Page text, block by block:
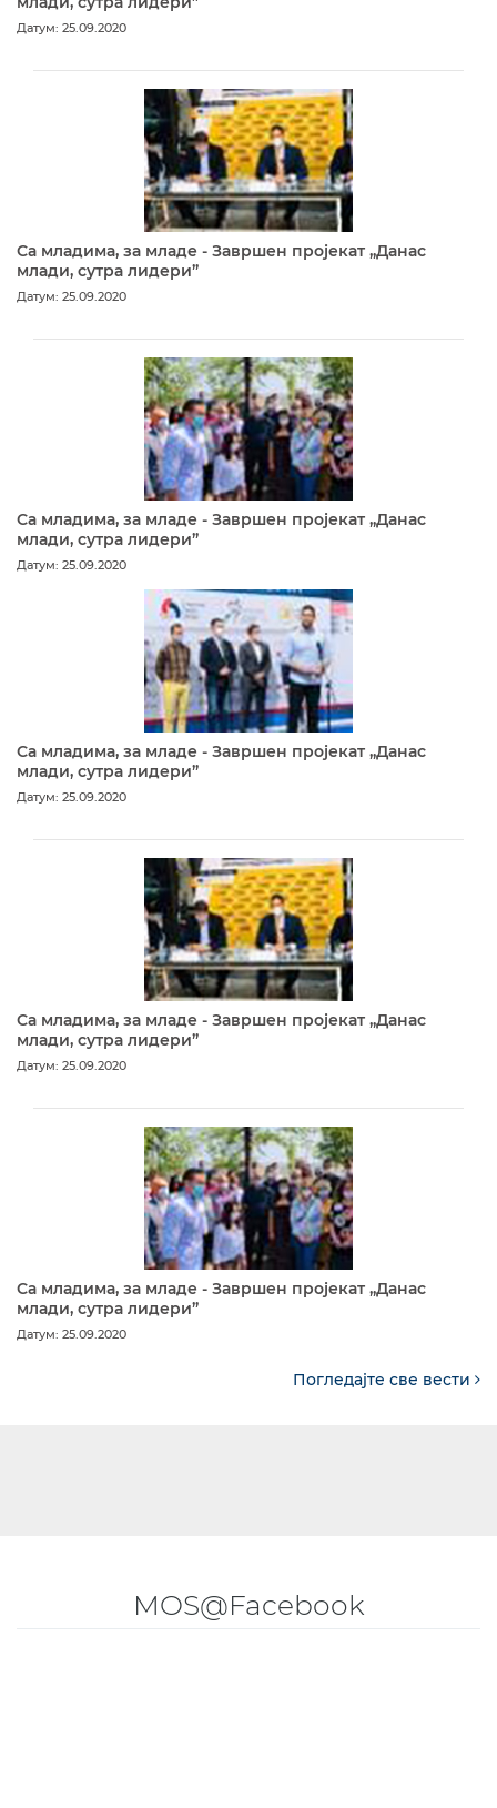
Датум: 25.09.2020
Са младима, за младе - Завршен пројекат „Данас
млади, сутра лидери”
Датум: 25.09.2020
Са младима, за младе - Завршен пројекат „Данас
млади, сутра лидери”
Датум: 25.09.2020
Са младима, за младе - Завршен пројекат „Данас
млади, сутра лидери”
Датум: 25.09.2020
Са младима, за младе - Завршен пројекат „Данас
млади, сутра лидери”
Датум: 25.09.2020
Са младима, за младе - Завршен пројекат „Данас
млади, сутра лидери”
Датум: 25.09.2020
Погледајте све вести
MOS@Facebook